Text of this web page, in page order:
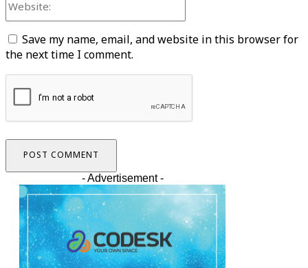
Save my name, email, and website in this browser for
the next time I comment.
- Advertisement -